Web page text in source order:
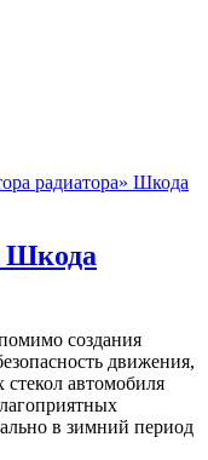
радиатора» Шкода
Шкода
создания
движения,
автомобиля
в зимний период